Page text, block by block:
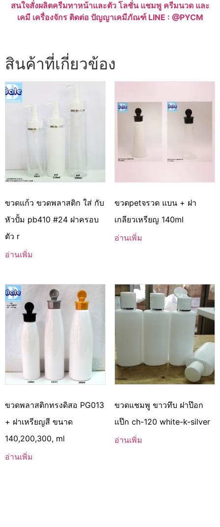
สนใจสั่งผลิตครีมทาหน้าและตัว โลชั่น แชมพู ครีมนวด และ
เคมี เครื่องจักร ติดต่อ ปัญญาเคมีภัณฑ์ LINE : @PYCM
สินค้าที่เกี่ยวข้อง
ขวดแก้ว ขวดพลาสติก ใส่ กับ
หัวปั้ม pb410 #24 ฝาครอบ
ตัว r
อ่านเพิ่ม
ขวดpetจรวด แบน + ฝา
เกลียวเหรียญ 140ml
อ่านเพิ่ม
ขวดพลาสติกทรงดิสอ PG013
+ ฝาเหรียญสี ขนาด
140,200,300, ml
อ่านเพิ่ม
ขวดแชมพู ขาวทึบ ฝาป๊อก
แป๊ก ch-120 white-k-silver
อ่านเพิ่ม